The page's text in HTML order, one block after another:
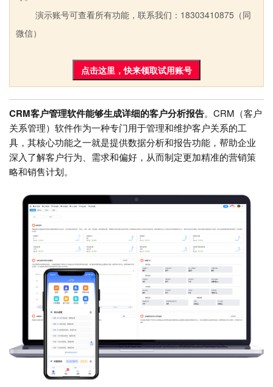
演示账号可查看所有功能，联系我们：18303410875（同
微信）
点击这里，快来领取试用账号
CRM客户管理软件能够生成详细的客户分析报告。CRM（客户
关系管理）软件作为一种专门用于管理和维护客户关系的工
具，其核心功能之一就是提供数据分析和报告功能，帮助企业
深入了解客户行为、需求和偏好，从而制定更加精准的营销策
略和销售计划。